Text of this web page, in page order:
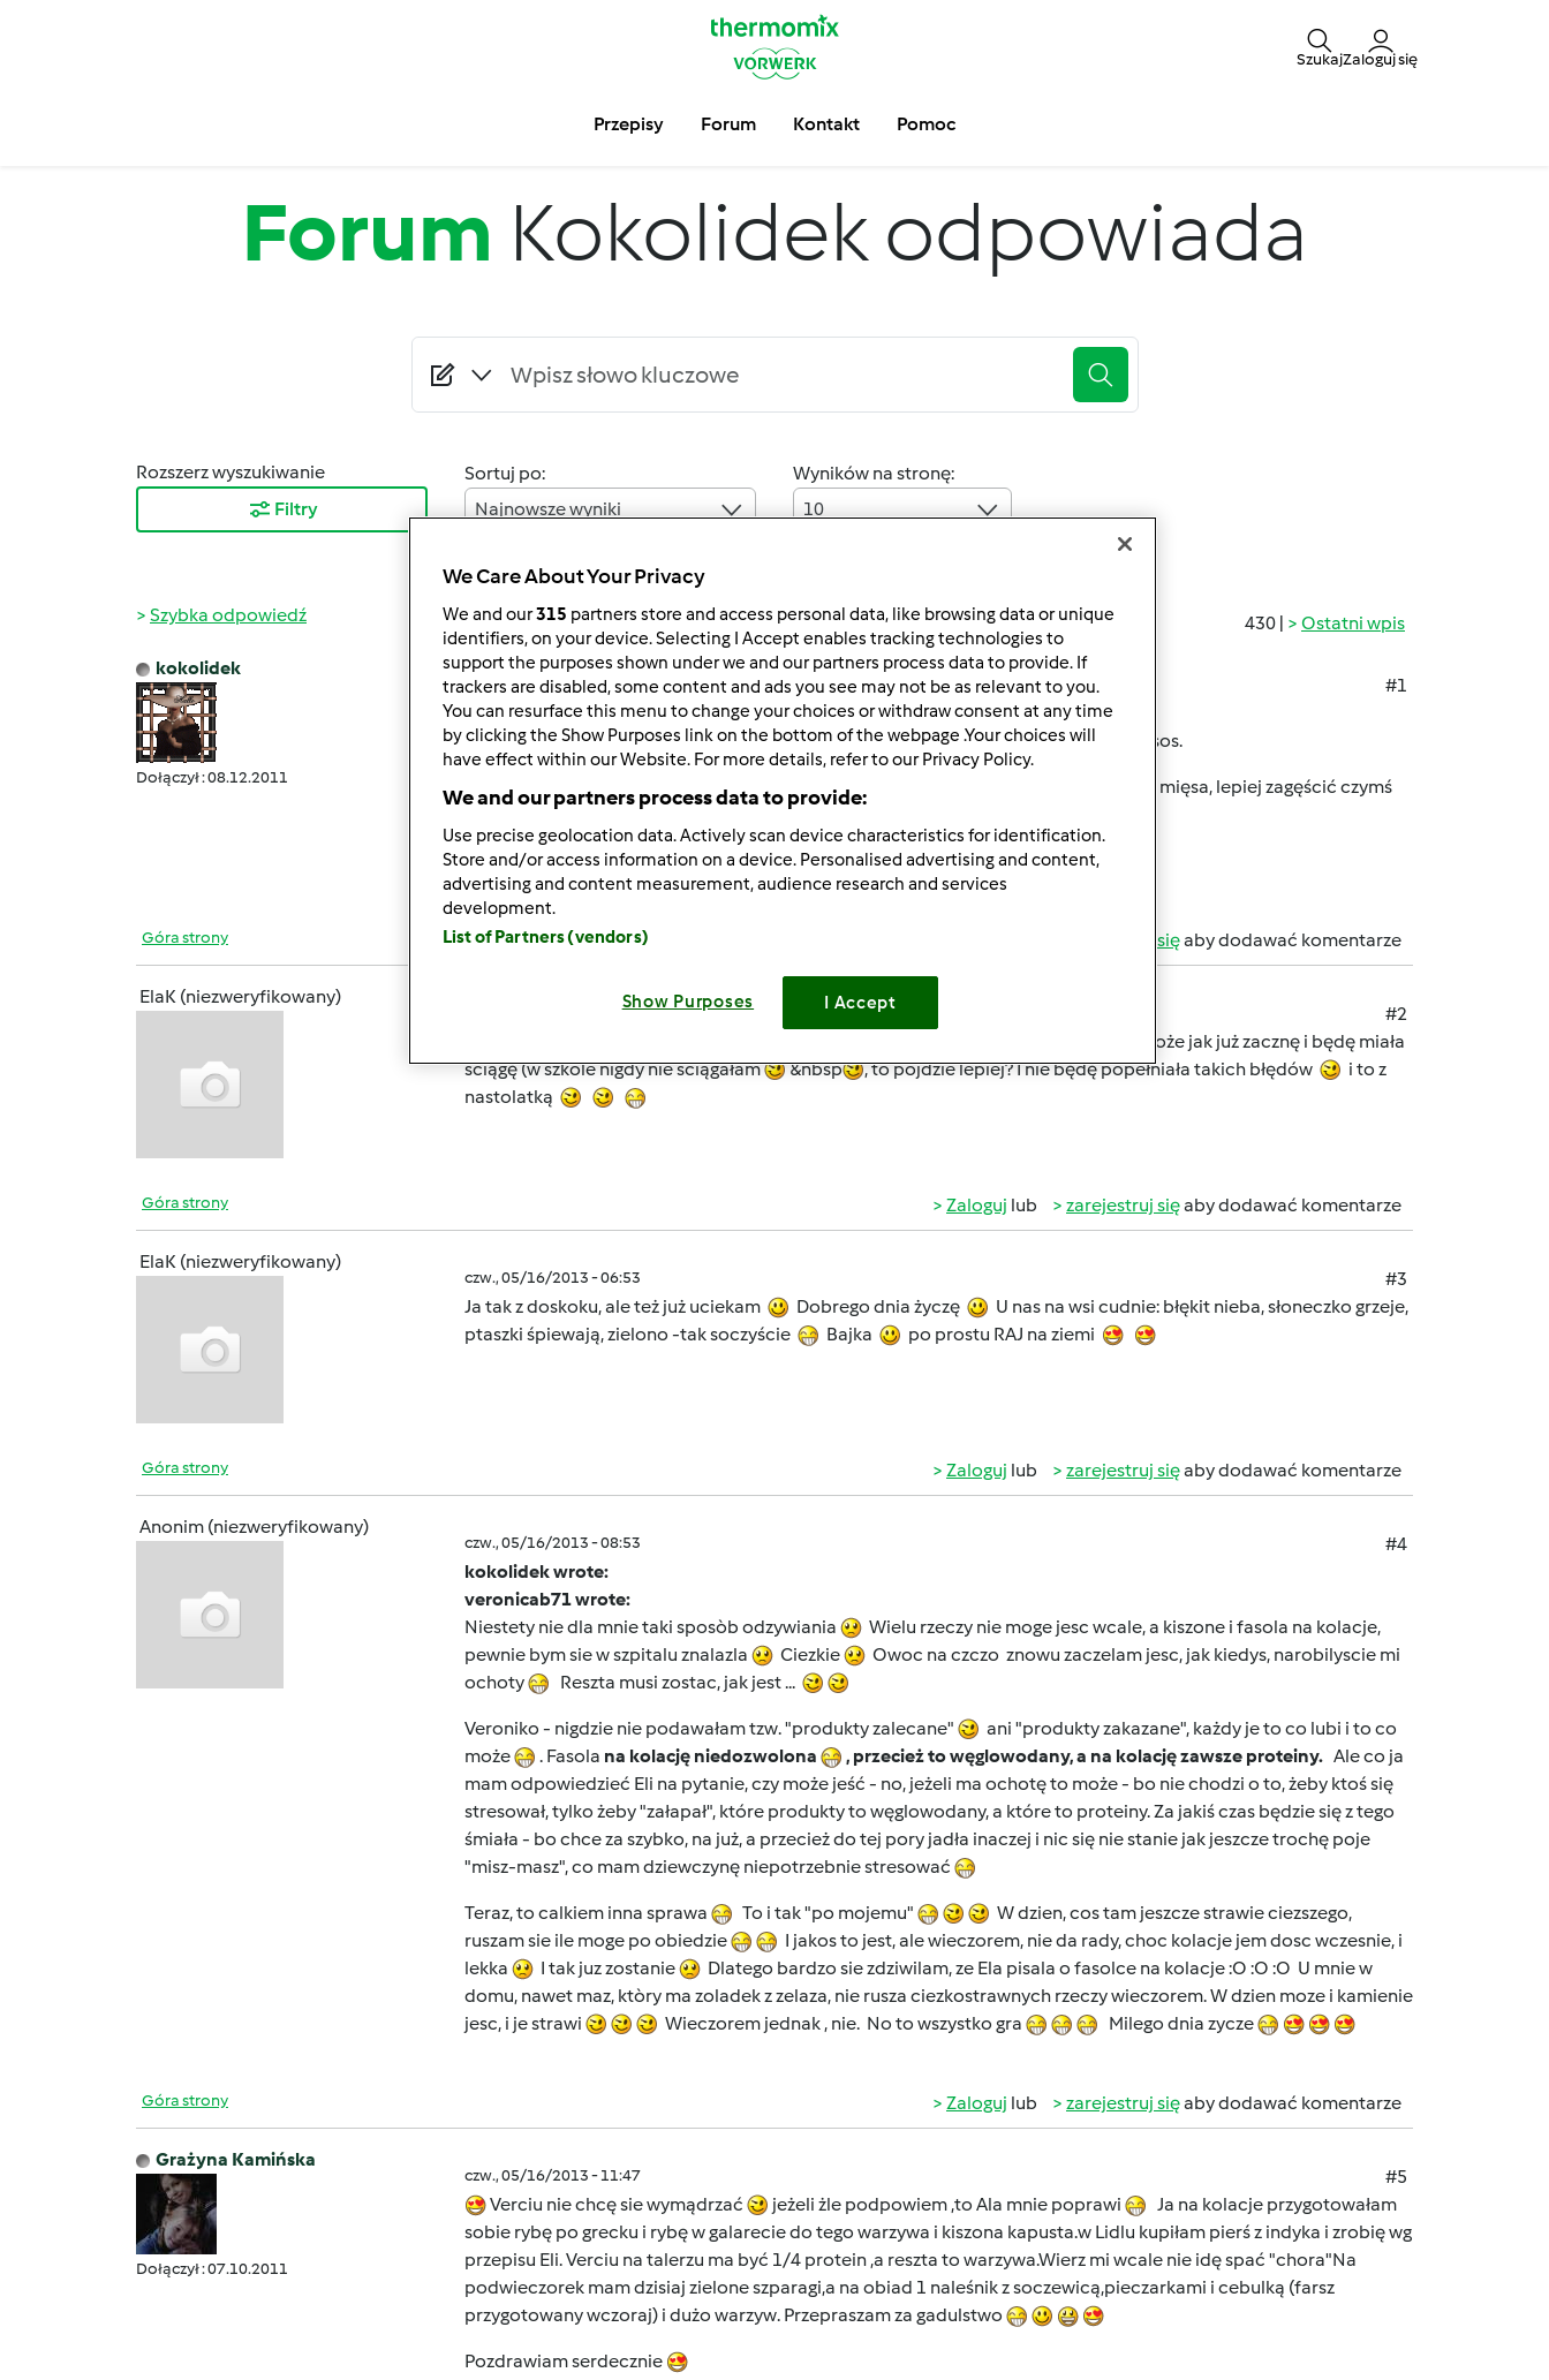
SzukajZaloguj się
Przepisy Forum Kontakt Pomoc
Forum Kokolidek odpowiada
Rozszerz wyszukiwanie
Filtry
Sortuj po:
Najnowsze wyniki
Wyników na stronę:
10
430 | Ostatni wpis
Szybka odpowiedź
kokolidek
Dołączył : 08.12.2011
czw., 05/16/2013 - 06:48
#1
ElaK wrote:
A potem na Varomę z warzywami a w naczyniu cebulka, pomidor +mąka ryżowa na sos.
Mąka ryżowa to węglowodany - nie nadaje się do sosu, który będziemy dodawać do mięsa, lepiej zagęścić czymś
takim jak "agar" - w sklepach ze zdrową żywnością.
Buziaki-słodziaki, uciekam do pracy
Góra strony zarejestruj sięaby dodawać komentarze
ElaK (niezweryfikowany)
czw., 05/16/2013 - 06:50
#2
Może jak już zacznę i będę miała
ściągę (w szkole nigdy nie ściągałam
&nbsp , to pójdzie lepiej? I nie będę popełniała takich błędów
i to z
nastolatką
Góra strony Zaloguj lub zarejestruj sięaby dodawać komentarze
ElaK (niezweryfikowany)
czw., 05/16/2013 - 06:53
#3
Ja tak z doskoku, ale też już uciekam
Dobrego dnia życzę
U nas na wsi cudnie: błękit nieba, słoneczko grzeje,
ptaszki śpiewają, zielono -tak soczyście
Bajka po prostu RAJ na ziemi
Góra strony Zaloguj lub zarejestruj sięaby dodawać komentarze
Anonim (niezweryfikowany)
czw., 05/16/2013 - 08:53
#4
kokolidek wrote:
veronicab71 wrote:
Niestety nie dla mnie taki sposòb odzywiania
Wielu rzeczy nie moge jesc wcale, a kiszone i fasola na kolacje,
pewnie bym sie w szpitalu znalazla
Ciezkie
Owoc na czczo znowu zaczelam jesc, jak kiedys, narobilyscie mi
ochoty
Reszta musi zostac, jak jest ...
Veroniko - nigdzie nie podawałam tzw. "produkty zalecane"
ani "produkty zakazane", każdy je to co lubi i to co
może
. Fasola na kolację niedozwolona , przecież to węglowodany, a na kolację zawsze proteiny. Ale co ja
mam odpowiedzieć Eli na pytanie, czy może jeść - no, jeżeli ma ochotę to może - bo nie chodzi o to, żeby ktoś się
stresował, tylko żeby "załapał", które produkty to węglowodany, a które to proteiny. Za jakiś czas będzie się z tego
śmiała - bo chce za szybko, na już, a przecież do tej pory jadła inaczej i nic się nie stanie jak jeszcze trochę poje
"misz-masz", co mam dziewczynę niepotrzebnie stresować
Teraz, to calkiem inna sprawa To i tak "po mojemu"
W dzien, cos tam jeszcze strawie ciezszego,
ruszam sie ile moge po obiedzie
I jakos to jest, ale wieczorem, nie da rady, choc kolacje jem dosc wczesnie, i
lekka
I tak juz zostanie
Dlatego bardzo sie zdziwilam, ze Ela pisala o fasolce na kolacje :O :O :O U mnie w
domu, nawet maz, ktòry ma zoladek z zelaza, nie rusza ciezkostrawnych rzeczy wieczorem. W dzien moze i kamienie
jesc, i je strawi
Wieczorem jednak , nie. No to wszystko gra Milego dnia zycze
Góra strony Zaloguj lub zarejestruj sięaby dodawać komentarze
Grażyna Kamińska
Dołączył : 07.10.2011
czw., 05/16/2013 - 11:47
#5
Verciu nie chcę sie wymądrzać
jeżeli żle podpowiem ,to Ala mnie poprawi
Ja na kolacje przygotowałam
sobie rybę po grecku i rybę w galarecie do tego warzywa i kiszona kapusta.w Lidlu kupiłam pierś z indyka i zrobię wg
przepisu Eli. Verciu na talerzu ma być 1/4 protein ,a reszta to warzywa.Wierz mi wcale nie idę spać "chora"Na
podwieczorek mam dzisiaj zielone szparagi,a na obiad 1 naleśnik z soczewicą,pieczarkami i cebulką (farsz
przygotowany wczoraj) i dużo warzyw. Przepraszam za gadulstwo
Pozdrawiam serdecznie
We Care About Your Privacy
We and our315 partners store and access personal data, like browsing data or unique
identifiers, on your device. Selecting I Accept enables tracking technologies to
support the purposes shown under we and our partners process data to provide. If
trackers are disabled, some content and ads you see may not be as relevant to you.
You can resurface this menu to change your choices or withdraw consent at any time
by clicking the Show Purposes link on the bottom of the webpage .Your choices will
have effect within our Website. For more details, refer to our Privacy Policy.
We and our partners process data to provide:
Use precise geolocation data. Actively scan device characteristics for identification.
Store and/or access information on a device. Personalised advertising and content,
advertising and content measurement, audience research and services
development.
List of Partners (vendors)
Show Purposes I Accept